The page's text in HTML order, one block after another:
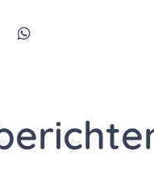
X
op Facebook
pagina op LinkedIn
deze pagina via e-
Deel deze pagina